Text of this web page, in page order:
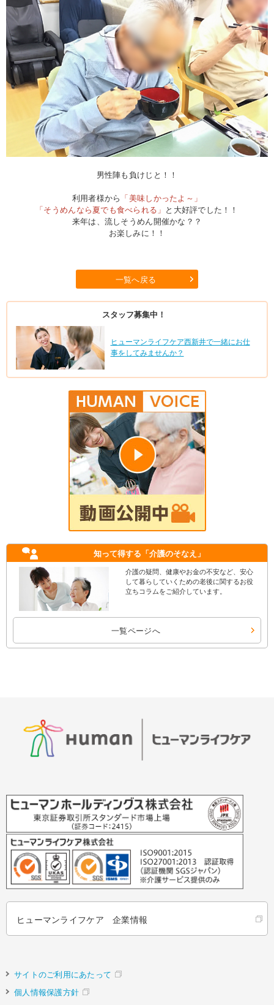
男性陣も負けじと！！
利用者様から 「美味しかったよ～」
「そうめんなら夏でも食べられる」 と大好評でした！！
来年は、流しそうめん開催かな？？
お楽しみに！！
一覧へ戻る
スタッフ募集中！
ヒューマンライフケア西新井で一緒にお仕
事をしてみませんか？
知って得する 「介護のそなえ」
介護の疑問、健康やお金の不安など、安心
して暮らしていくための老後に関するお役
立ちコラムをご紹介しています。
一覧ページへ
ヒューマンライフケア 企業情報
サイトのご利用にあたって
個人情報保護方針